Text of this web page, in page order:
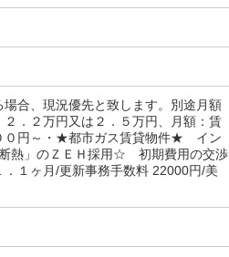
合、現況優先と致します。別途月額
．２万円又は２．５万円、月額：賃
０円～・★都市ガス賃貸物件★ イン
熱」のＺＥＨ採用☆ 初期費用の交渉
１ヶ月/更新事務手数料 22000円/美